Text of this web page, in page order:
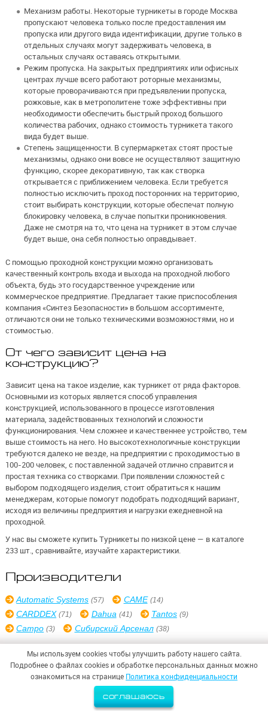
Механизм работы. Некоторые турникеты в городе Москва
пропускают человека только после предоставления им
пропуска или другого вида идентификации, другие только в
отдельных случаях могут задерживать человека, в
остальных случаях оставаясь открытыми.
Режим пропуска. На закрытых предприятиях или офисных
центрах лучше всего работают роторные механизмы,
которые проворачиваются при предъявлении пропуска,
рожковые, как в метрополитене тоже эффективны при
необходимости обеспечить быстрый проход большого
количества рабочих, однако стоимость турникета такого
вида будет выше.
Степень защищенности. В супермаркетах стоят простые
механизмы, однако они вовсе не осуществляют защитную
функцию, скорее декоративную, так как створка
открывается с приближением человека. Если требуется
полностью исключить проход посторонних на территорию,
стоит выбирать конструкции, которые обеспечат полную
блокировку человека, в случае попытки проникновения.
Даже не смотря на то, что цена на турникет в этом случае
будет выше, она себя полностью оправдывает.
С помощью проходной конструкции можно организовать
качественный контроль входа и выхода на проходной любого
объекта, будь это государственное учреждение или
коммерческое предприятие. Предлагает такие приспособления
компания «Синтез Безопасности» в большом ассортименте,
отличаются они не только техническими возможностями, но и
стоимостью.
От чего зависит цена на
конструкцию?
Зависит цена на такое изделие, как турникет от ряда факторов.
Основными из которых является способ управления
конструкцией, использованного в процессе изготовления
материала, задействованных технологий и сложности
функционирования. Чем сложнее и качественнее устройство, тем
выше стоимость на него. Но высокотехнологичные конструкции
требуются далеко не везде, на предприятии с проходимостью в
100-200 человек, с поставленной задачей отлично справится и
простая техника со створками. При появлении сложностей с
выбором подходящего изделия, стоит обратиться к нашим
менеджерам, которые помогут подобрать подходящий вариант,
исходя из величины предприятия и нагрузки ежедневной на
проходной.
У нас вы сможете купить Турникеты по низкой цене — в каталоге
233 шт., сравнивайте, изучайте характеристики.
Производители
Automatic Systems (57) CAME (14)
CARDDEX (71) Dahua (41) Tantos (9)
Сатро (3) Сибирский Арсенал (38)
ООО «СИНТЕЗ БЕЗОПАСНОСТИ»
Политика конфиденциальности
Мы используем cookies чтобы улучшить работу нашего сайта.
Подробнее о файлах cookies и обработке персональных данных можно
ознакомиться на странице Политика конфиденциальности
соглашаюсь